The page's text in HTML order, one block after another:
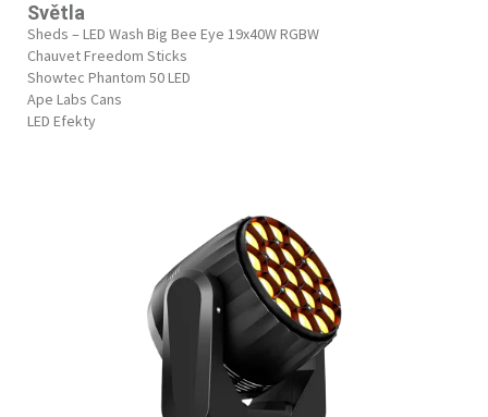
Světla
Sheds – LED Wash Big Bee Eye 19x40W RGBW
Chauvet Freedom Sticks
Showtec Phantom 50 LED
Ape Labs Cans
LED Efekty